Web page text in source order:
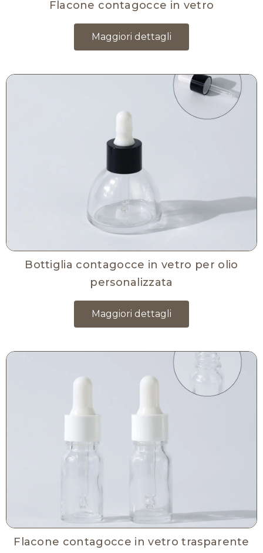
Flacone contagocce in vetro
Maggiori dettagli
Bottiglia contagocce in vetro per olio
personalizzata
Maggiori dettagli
Flacone contagocce in vetro trasparente